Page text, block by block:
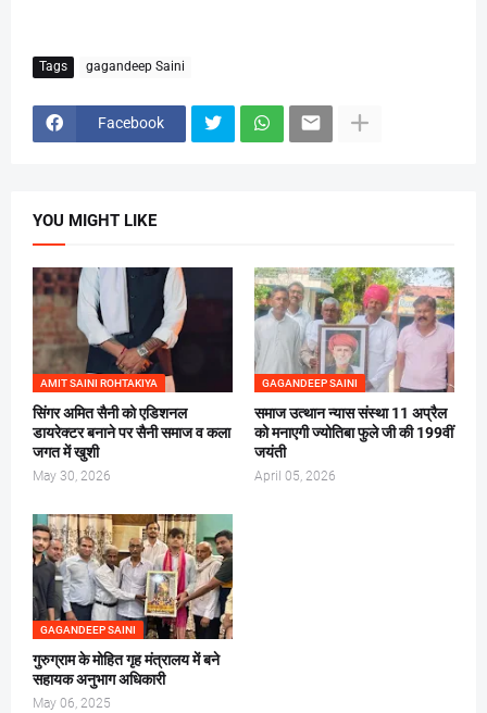
Tags gagandeep Saini
Facebook
YOU MIGHT LIKE
AMIT SAINI ROHTAKIYA
सिंगर अमित सैनी को एडिशनल
डायरेक्टर बनाने पर सैनी समाज व कला
जगत में खुशी
May 30, 2026
GAGANDEEP SAINI
समाज उत्थान न्यास संस्था 11 अप्रैल
को मनाएगी ज्योतिबा फुले जी की 199वीं
जयंती
April 05, 2026
GAGANDEEP SAINI
गुरुग्राम के मोहित गृह मंत्रालय में बने
सहायक अनुभाग अधिकारी
May 06, 2025